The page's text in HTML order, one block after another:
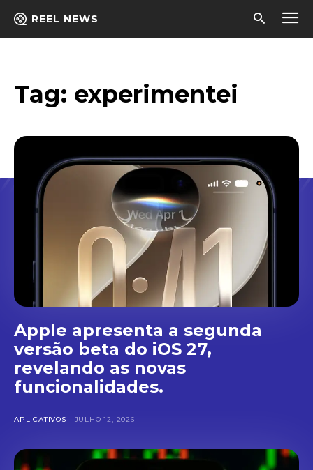
REEL NEWS
Tag: experimentei
Apple apresenta a segunda
versão beta do iOS 27,
revelando as novas
funcionalidades.
APLICATIVOS JULHO 12, 2026